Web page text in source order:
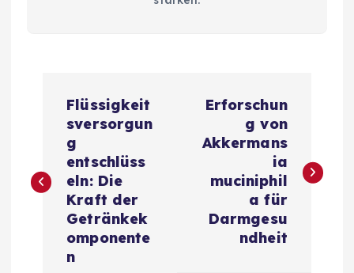
i
Flüssigkeit
sversorgun
g
entschlüss
eln: Die
Kraft der
Getränkek
omponente
n
Erforschun
g von
Akkermans
ia
muciniphil
a für
Darmgesu
ndheit